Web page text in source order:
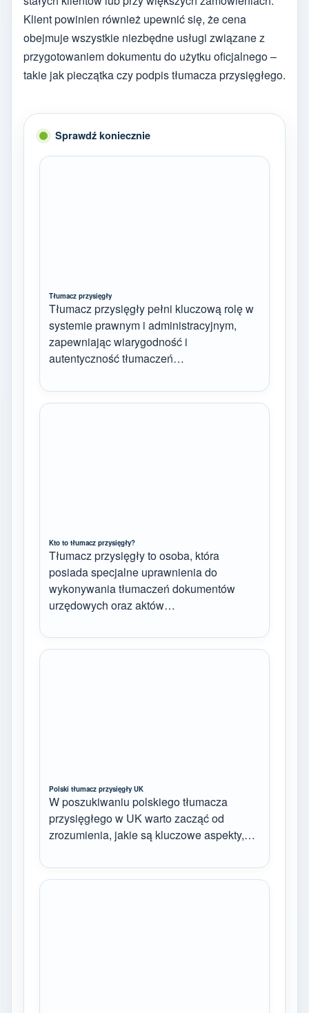
Klient powinien również upewnić się, że cena
obejmuje wszystkie niezbędne usługi związane z
przygotowaniem dokumentu do użytku oficjalnego –
takie jak pieczątka czy podpis tłumacza przysięgłego.
Sprawdź koniecznie
Tłumacz przysięgły
Tłumacz przysięgły pełni kluczową rolę w
systemie prawnym i administracyjnym,
zapewniając wiarygodność i
autentyczność tłumaczeń…
Kto to tłumacz przysięgły?
Tłumacz przysięgły to osoba, która
posiada specjalne uprawnienia do
wykonywania tłumaczeń dokumentów
urzędowych oraz aktów…
Polski tłumacz przysięgły UK
W poszukiwaniu polskiego tłumacza
przysięgłego w UK warto zacząć od
zrozumienia, jakie są kluczowe aspekty,…